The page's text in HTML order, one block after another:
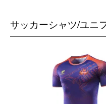
サッカーシャツ/ユニ